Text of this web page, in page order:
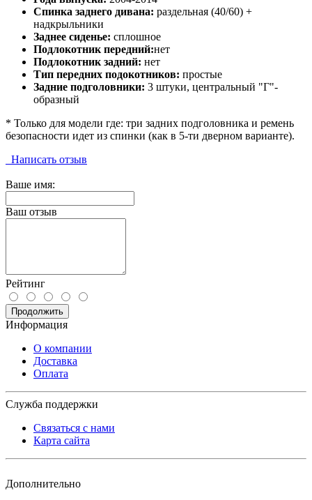
Спинка заднего дивана: раздельная (40/60) +
надкрыльники
Заднее сиденье: сплошное
Подлокотник передний:нет
Подлокотник задний: нет
Тип передних подокотников: простые
Задние подголовники: 3 штуки, центральный "Г"-
образный
* Только для модели где: три задних подголовника и ремень
безопасности идет из спинки (как в 5-ти дверном варианте).
Написать отзыв
Ваше имя:
Ваш отзыв
Рейтинг
Продолжить
Информация
О компании
Доставка
Оплата
Служба поддержки
Связаться с нами
Карта сайта
Дополнительно